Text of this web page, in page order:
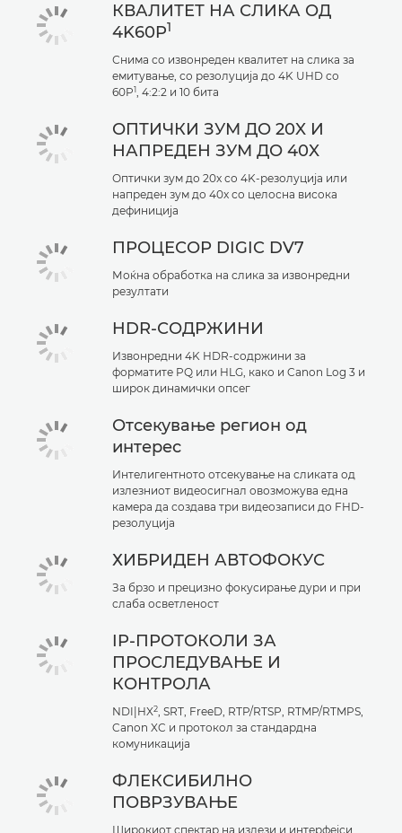
КВАЛИТЕТ НА СЛИКА ОД
4K60P1
Снима со извонреден квалитет на слика за
емитување, со резолуција до 4K UHD со
60P1, 4:2:2 и 10 бита
ОПТИЧКИ ЗУМ ДО 20X И
НАПРЕДЕН ЗУМ ДО 40X
Оптички зум до 20x со 4K-резолуција или
напреден зум до 40x со целосна висока
дефиниција
ПРОЦЕСОР DIGIC DV7
Моќна обработка на слика за извонредни
резултати
HDR-СОДРЖИНИ
Извонредни 4K HDR-содржини за
форматите PQ или HLG, како и Canon Log 3 и
широк динамички опсег
Отсекување регион од
интерес
Интелигентното отсекување на сликата од
излезниот видеосигнал овозможува една
камера да создава три видеозаписи до FHD-
резолуција
ХИБРИДЕН АВТОФОКУС
За брзо и прецизно фокусирање дури и при
слаба осветленост
IP-ПРОТОКОЛИ ЗА
ПРОСЛЕДУВАЊЕ И
КОНТРОЛА
NDI|HX2, SRT, FreeD, RTP/RTSP, RTMP/RTMPS,
Canon XC и протокол за стандардна
комуникација
ФЛЕКСИБИЛНО
ПОВРЗУВАЊЕ
Широкиот спектар на излези и интерфејси